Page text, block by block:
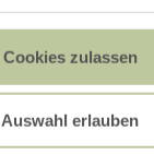
Cookies zulassen
Auswahl erlauben